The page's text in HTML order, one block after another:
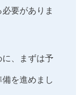
要がありま
、まずは予
を進めまし